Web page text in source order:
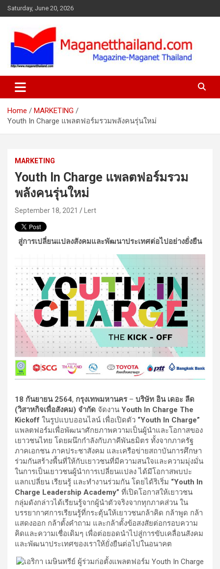
Skip
to
Saturday, June 20, 2026
Home
MARKETING
Youth In Charge แพลตฟอร์มรวมพลังคนรุ่นใหม่
MARKETING
Youth In Charge แพลตฟอร์มรวม
พลังคนรุ่นใหม่
September 18, 2021 Lert
สู่การเปลี่ยนแปลงสังคมและพัฒนาประเทศต่อไปอย่างยั่งยืน
18 กันยายน 2564, กรุงเทพมหานคร– บริษัท อิน เดอะ ลีด
(วิสาหกิจเพื่อสังคม) จำกัด จัดงาน Youth In Charge The
Kickoff ในรูปแบบออนไลน์ เพื่อเปิดตัว “Youth In Charge”
แพลตฟอร์มเพื่อพัฒนาศักยภาพความเป็นผู้นำและโอกาสของ
เยาวชนไทย โดยผนึกกำลังกับภาคีพันธมิตร ทั้งจากภาครัฐ
ภาคเอกชน ภาคประชาสังคม และเครือข่ายสถาบันการศึกษา
ร่วมกันสร้างพื้นที่ให้กับเยาวชนที่มีความสนใจและความมุ่งมั่น
ในการเป็นเยาวชนผู้นำการเปลี่ยนแปลง ได้มีโอกาสพบปะ
แลกเปลี่ยน เรียนรู้ และทำงานร่วมกัน โดยได้ริเริ่ม “Youth In
Charge Leadership Academy” ที่เปิดโอกาสให้เยาวชน
กลุ่มดังกล่าวได้เรียนรู้จากผู้นำตัวจริงจากทุกภาคส่วน ใน
บรรยากาศการเรียนรู้ที่กระตุ้นให้เยาวชนกล้าคิด กล้าพูด กล้า
แสดงออก กล้าตั้งคำถาม และกล้าตั้งข้อสงสัยต่อกรอบความ
คิดและความเชื่อเดิมๆ เพื่อต่อยอดนำไปสู่การขับเคลื่อนสังคม
และพัฒนาประเทศของเราให้ยั่งยืนต่อไปในอนาคต